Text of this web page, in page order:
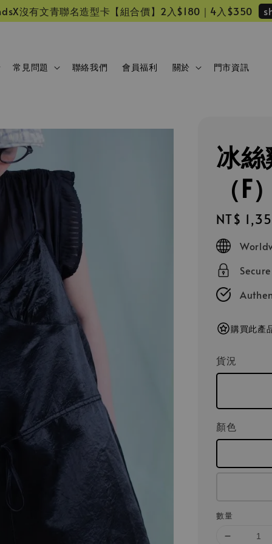
沒有文青聯名造型卡【組合價】2入$180｜4入$350
常見問題 聯絡我們 會員福利 關於 門市資訊
冰
（
Regular
price
NT$
購買此產
貨況
顏色
數量